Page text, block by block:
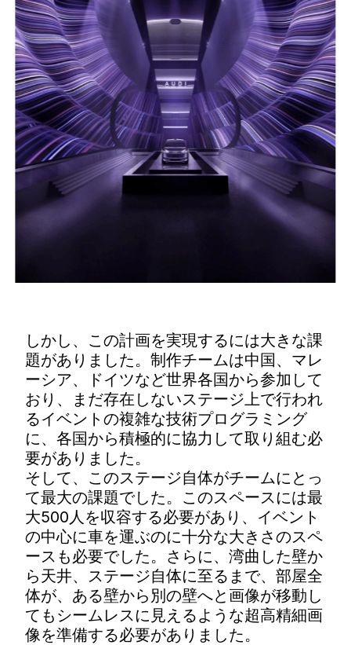
しかし、この計画を実現するには大きな課
題がありました。制作チームは中国、マレ
ーシア、ドイツなど世界各国から参加して
おり、まだ存在しないステージ上で行われ
るイベントの複雑な技術プログラミング
に、各国から積極的に協力して取り組む必
要がありました。
そして、このステージ自体がチームにとっ
て最大の課題でした。このスペースには最
大500人を収容する必要があり、イベント
の中心に車を運ぶのに十分な大きさのスペ
ースも必要でした。さらに、湾曲した壁か
ら天井、ステージ自体に至るまで、部屋全
体が、ある壁から別の壁へと画像が移動し
てもシームレスに見えるような超高精細画
像を準備する必要がありました。